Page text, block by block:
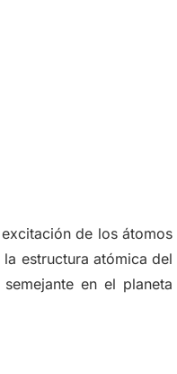
de los átomos
estructura atómica del
en el planeta